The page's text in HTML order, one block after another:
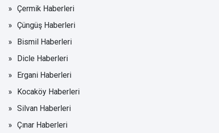
Çermik Haberleri
Çüngüş Haberleri
Bismil Haberleri
Dicle Haberleri
Ergani Haberleri
Kocaköy Haberleri
Silvan Haberleri
Çınar Haberleri